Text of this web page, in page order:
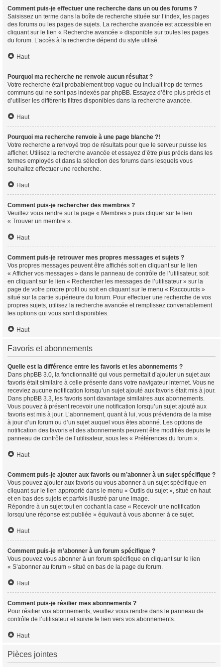
Comment puis-je effectuer une recherche dans un ou des forums ?
Saisissez un terme dans la boîte de recherche située sur l’index, les pages
des forums ou les pages de sujets. La recherche avancée est accessible en
cliquant sur le lien « Recherche avancée » disponible sur toutes les pages
du forum. L’accès à la recherche dépend du style utilisé.
Haut
Pourquoi ma recherche ne renvoie aucun résultat ?
Votre recherche était probablement trop vague ou incluait trop de termes
communs qui ne sont pas indexés par phpBB. Essayez d’être plus précis et
d’utiliser les différents filtres disponibles dans la recherche avancée.
Haut
Pourquoi ma recherche renvoie à une page blanche ?!
Votre recherche a renvoyé trop de résultats pour que le serveur puisse les
afficher. Utilisez la recherche avancée et essayez d’être plus précis dans les
termes employés et dans la sélection des forums dans lesquels vous
souhaitez effectuer une recherche.
Haut
Comment puis-je rechercher des membres ?
Veuillez vous rendre sur la page « Membres » puis cliquer sur le lien
« Trouver un membre ».
Haut
Comment puis-je retrouver mes propres messages et sujets ?
Vos propres messages peuvent être affichés soit en cliquant sur le lien
« Afficher vos messages » dans le panneau de contrôle de l’utilisateur, soit
en cliquant sur le lien « Rechercher les messages de l’utilisateur » sur la
page de votre propre profil ou soit en cliquant sur le menu « Raccourcis »
situé sur la partie supérieure du forum. Pour effectuer une recherche de vos
propres sujets, utilisez la recherche avancée et remplissez convenablement
les options qui vous sont disponibles.
Haut
Favoris et abonnements
Quelle est la différence entre les favoris et les abonnements ?
Dans phpBB 3.0, la fonctionnalité qui vous permettait d’ajouter un sujet aux
favoris était similaire à celle présente dans votre navigateur internet. Vous ne
receviez aucune notification lorsqu’un sujet ajouté aux favoris était mis à jour.
Dans phpBB 3.3, les favoris sont davantage similaires aux abonnements.
Vous pouvez à présent recevoir une notification lorsqu’un sujet ajouté aux
favoris est mis à jour. L’abonnement, quant à lui, vous préviendra de la mise
à jour d’un forum ou d’un sujet auquel vous êtes abonné. Les options de
notification des favoris et des abonnements peuvent être modifiés depuis le
panneau de contrôle de l’utilisateur, sous les « Préférences du forum ».
Haut
Comment puis-je ajouter aux favoris ou m’abonner à un sujet spécifique ?
Vous pouvez ajouter aux favoris ou vous abonner à un sujet spécifique en
cliquant sur le lien approprié dans le menu « Outils du sujet », situé en haut
et en bas des sujets et parfois illustré par une image.
Répondre à un sujet tout en cochant la case « Recevoir une notification
lorsqu’une réponse est publiée » équivaut à vous abonner à ce sujet.
Haut
Comment puis-je m’abonner à un forum spécifique ?
Vous pouvez vous abonner à un forum spécifique en cliquant sur le lien
« S’abonner au forum » situé en bas de la page du forum.
Haut
Comment puis-je résilier mes abonnements ?
Pour résilier vos abonnements, veuillez vous rendre dans le panneau de
contrôle de l’utilisateur et suivre le lien vers vos abonnements.
Haut
Pièces jointes